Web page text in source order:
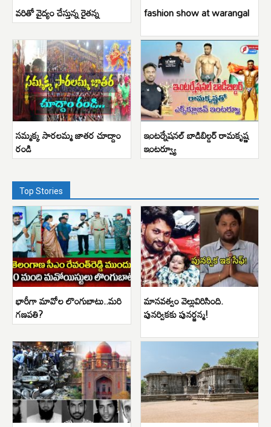
వరితో వైద్యం చేస్తున్న రైతన్న fashion show at warangal
సమ్మక్క సారలమ్మ జాతర చూద్దాం
రండి
ఇంటర్నేషనల్ బాడిబిల్డర్ రామకృష్ణ
ఇంటర్వ్యూ
Top Stories
భారీగా మావోల లొంగుబాటు..మరి
గణపతి?
మానవత్వం వెల్లువిరిసింది.
పునర్వికకు పునర్జన్మ!